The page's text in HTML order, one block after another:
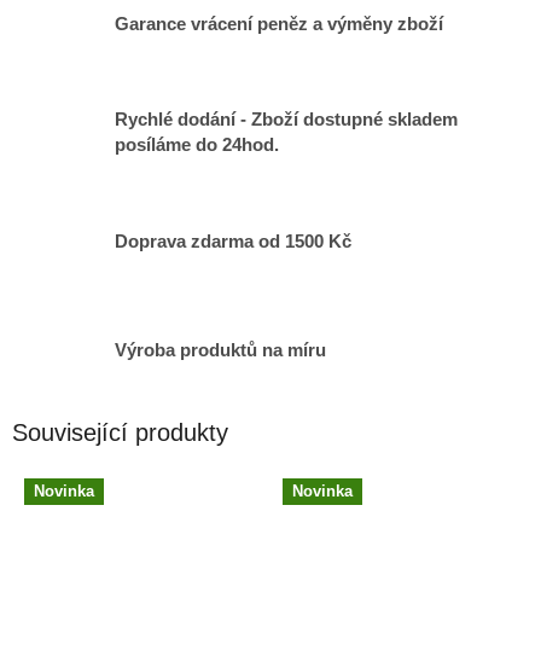
Garance vrácení peněz a výměny zboží
Rychlé dodání - Zboží dostupné skladem
posíláme do 24hod.
Doprava zdarma od 1500 Kč
Výroba produktů na míru
Související produkty
Novinka Novinka